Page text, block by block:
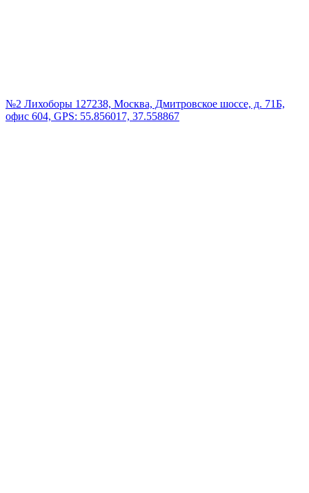
№2 Лихоборы 127238, Москва, Дмитровское шоссе, д. 71Б,
офис 604, GPS: 55.856017, 37.558867